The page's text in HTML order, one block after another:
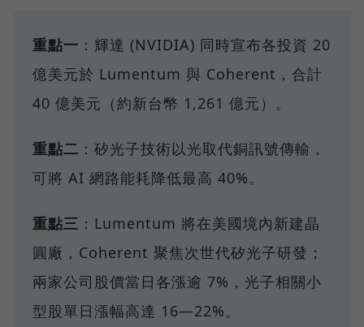
重點一 ：輝達 (NVIDIA) 同時宣布各投資 20
億美元於 Lumentum 與 Coherent，合計
40 億美元（約新台幣 1,261 億元）。
重點二 ：矽光子技術以光取代銅訊號傳輸，
可將 AI 網路能耗降低最高 40%。
重點三 ：Lumentum 將在美國境內新建晶
圓廠，Coherent 聚焦次世代矽光子研發；
兩家公司股價當日各漲逾 7%，光子相關小
型股單日漲幅高達 16—22%。